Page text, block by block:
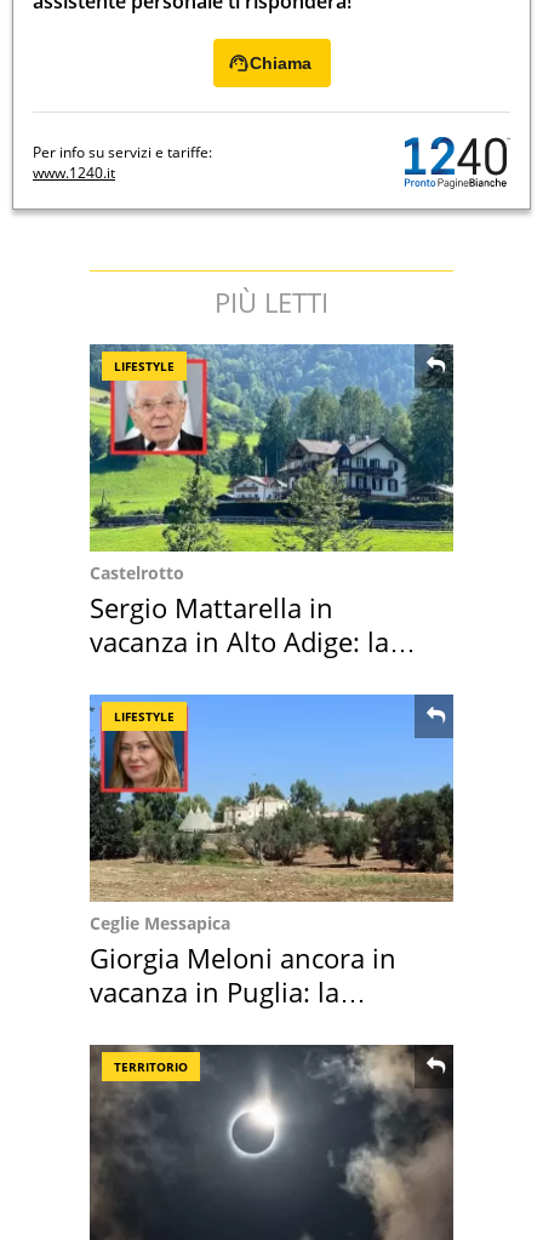
Chiama
Per info su servizi e tariffe:
www.1240.it
PIÙ LETTI
LIFESTYLE
Castelrotto
Sergio Mattarella in
vacanza in Alto Adige: la
LIFESTYLE
Ceglie Messapica
Giorgia Meloni ancora in
vacanza in Puglia: la
TERRITORIO